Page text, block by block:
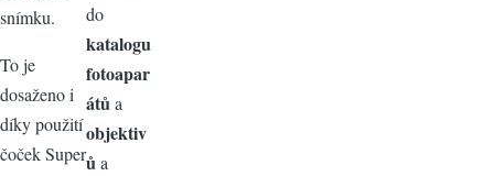
snímku.
To je
dosaženo i
díky použití
čoček Super
do
katalogu
fotoapar
átů a
objektiv
ů a